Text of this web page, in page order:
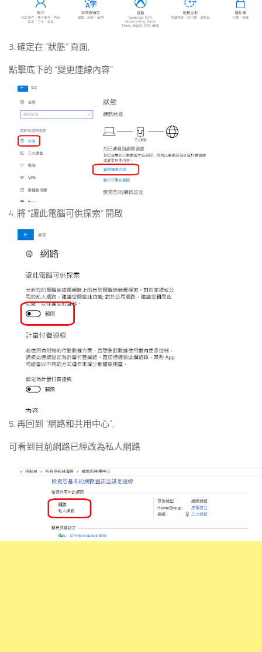
3. 確定在 “狀態” 頁面,
點擊底下的 “變更連線內容”
4. 將 “讓此電腦可供探索” 開啟
5. 再回到 “網路和共用中心”,
可看到目前網路已經改為私人網路